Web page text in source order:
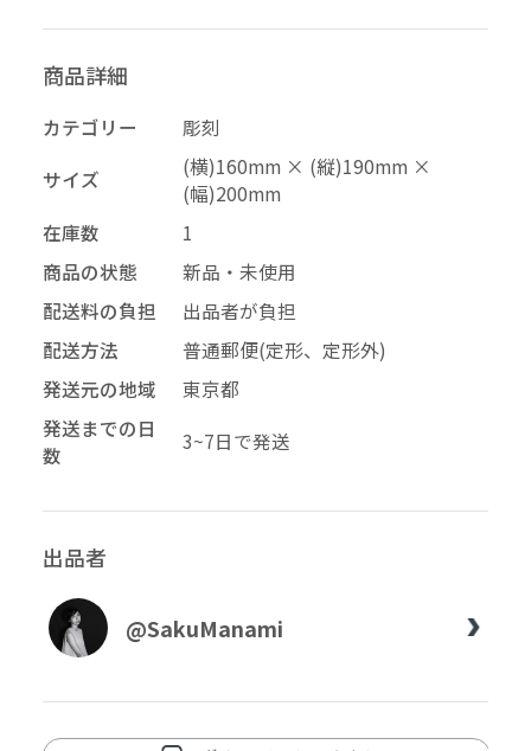
縦
幅
配送料の負担
投稿する
商品詳細
カテゴリー
彫刻
サイズ
(横)160mm × (縦)190mm ×
(幅)200mm
在庫数
1
商品の状態
新品・未使用
配送料の負担
出品者が負担
配送方法
普通郵便(定形、定形外)
発送元の地域
東京都
発送までの日
数
3~7日で発送
出品者
@SakuManami
拒否する